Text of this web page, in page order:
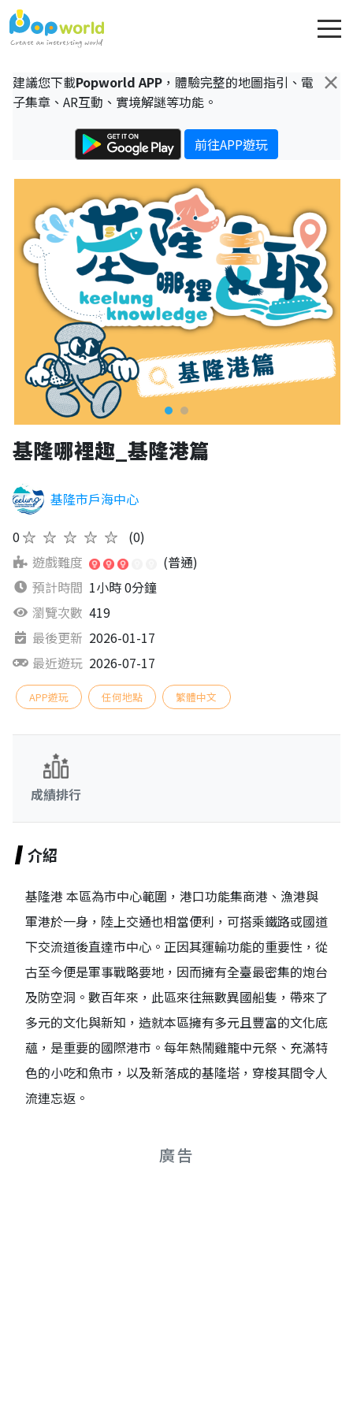
×
建議您下載Popworld APP ，體驗完整的地圖指引、電
子集章、AR互動、實境解謎等功能。
前往APP遊玩
基隆哪裡趣_基隆港篇
基隆市戶海中心
0★★★★★
(0)
遊戲難度
(普通)
預計時間 1小時 0分鐘
瀏覽次數 419
最後更新 2026-01-17
最近遊玩 2026-07-17
APP遊玩 任何地點 繁體中文
成績排行
介紹
基隆港 本區為市中心範圍，港口功能集商港、漁港與
軍港於一身，陸上交通也相當便利，可搭乘鐵路或國道
下交流道後直達市中心。正因其運輸功能的重要性，從
古至今便是軍事戰略要地，因而擁有全臺最密集的炮台
及防空洞。數百年來，此區來往無數異國船隻，帶來了
多元的文化與新知，造就本區擁有多元且豐富的文化底
蘊，是重要的國際港市。每年熱鬧雞籠中元祭、充滿特
色的小吃和魚市，以及新落成的基隆塔，穿梭其間令人
流連忘返。
廣告